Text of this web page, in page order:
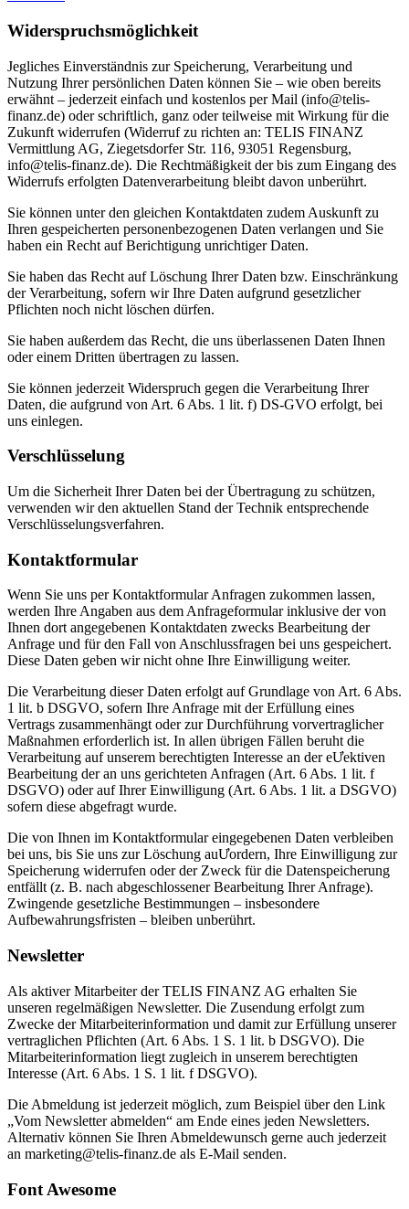
Widerspruchsmöglichkeit
Jegliches Einverständnis zur Speicherung, Verarbeitung und
Nutzung Ihrer persönlichen Daten können Sie – wie oben bereits
erwähnt – jederzeit einfach und kostenlos per Mail (info@telis-
finanz.de) oder schriftlich, ganz oder teilweise mit Wirkung für die
Zukunft widerrufen (Widerruf zu richten an: TELIS FINANZ
Vermittlung AG, Ziegetsdorfer Str. 116, 93051 Regensburg,
info@telis-finanz.de). Die Rechtmäßigkeit der bis zum Eingang des
Widerrufs erfolgten Datenverarbeitung bleibt davon unberührt.
Sie können unter den gleichen Kontaktdaten zudem Auskunft zu
Ihren gespeicherten personenbezogenen Daten verlangen und Sie
haben ein Recht auf Berichtigung unrichtiger Daten.
Sie haben das Recht auf Löschung Ihrer Daten bzw. Einschränkung
der Verarbeitung, sofern wir Ihre Daten aufgrund gesetzlicher
Pflichten noch nicht löschen dürfen.
Sie haben außerdem das Recht, die uns überlassenen Daten Ihnen
oder einem Dritten übertragen zu lassen.
Sie können jederzeit Widerspruch gegen die Verarbeitung Ihrer
Daten, die aufgrund von Art. 6 Abs. 1 lit. f) DS-GVO erfolgt, bei
uns einlegen.
Verschlüsselung
Um die Sicherheit Ihrer Daten bei der Übertragung zu schützen,
verwenden wir den aktuellen Stand der Technik entsprechende
Verschlüsselungsverfahren.
Kontaktformular
Wenn Sie uns per Kontaktformular Anfragen zukommen lassen,
werden Ihre Angaben aus dem Anfrageformular inklusive der von
Ihnen dort angegebenen Kontaktdaten zwecks Bearbeitung der
Anfrage und für den Fall von Anschlussfragen bei uns gespeichert.
Diese Daten geben wir nicht ohne Ihre Einwilligung weiter.
Die Verarbeitung dieser Daten erfolgt auf Grundlage von Art. 6 Abs.
1 lit. b DSGVO, sofern Ihre Anfrage mit der Erfüllung eines
Vertrags zusammenhängt oder zur Durchführung vorvertraglicher
Maßnahmen erforderlich ist. In allen übrigen Fällen beruht die
Verarbeitung auf unserem berechtigten Interesse an der eƯektiven
Bearbeitung der an uns gerichteten Anfragen (Art. 6 Abs. 1 lit. f
DSGVO) oder auf Ihrer Einwilligung (Art. 6 Abs. 1 lit. a DSGVO)
sofern diese abgefragt wurde.
Die von Ihnen im Kontaktformular eingegebenen Daten verbleiben
bei uns, bis Sie uns zur Löschung auƯordern, Ihre Einwilligung zur
Speicherung widerrufen oder der Zweck für die Datenspeicherung
entfällt (z. B. nach abgeschlossener Bearbeitung Ihrer Anfrage).
Zwingende gesetzliche Bestimmungen – insbesondere
Aufbewahrungsfristen – bleiben unberührt.
Newsletter
Als aktiver Mitarbeiter der TELIS FINANZ AG erhalten Sie
unseren regelmäßigen Newsletter. Die Zusendung erfolgt zum
Zwecke der Mitarbeiterinformation und damit zur Erfüllung unserer
vertraglichen Pflichten (Art. 6 Abs. 1 S. 1 lit. b DSGVO). Die
Mitarbeiterinformation liegt zugleich in unserem berechtigten
Interesse (Art. 6 Abs. 1 S. 1 lit. f DSGVO).
Die Abmeldung ist jederzeit möglich, zum Beispiel über den Link
„Vom Newsletter abmelden“ am Ende eines jeden Newsletters.
Alternativ können Sie Ihren Abmeldewunsch gerne auch jederzeit
an marketing@telis-finanz.de als E-Mail senden.
Font Awesome